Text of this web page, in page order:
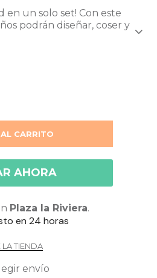
en un solo set! Con este
podrán diseñar, coser y
CARRITO
AHORA
Plaza la Riviera.
en 24 horas
TIENDA
envío